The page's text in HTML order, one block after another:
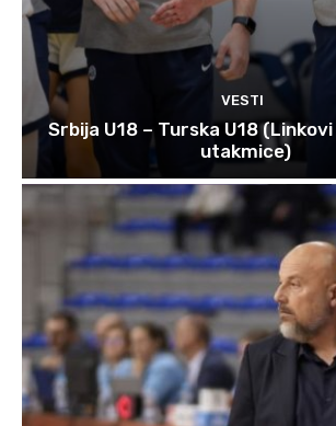
VESTI
Srbija U18 – Turska U18
utakmice)